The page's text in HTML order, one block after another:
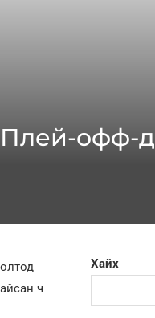
Плей-офф-д
ч
Хайх